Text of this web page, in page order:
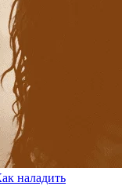
наладить